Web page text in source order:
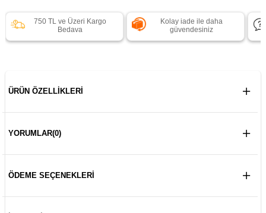
750 TL ve Üzeri Kargo
Bedava
Kolay iade ile daha
güvendesiniz
ÜRÜN ÖZELLIKLERI
YORUMLAR(0)
ÖDEME SEÇENEKLERI